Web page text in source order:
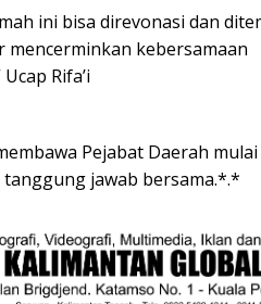
ini bisa direvonasi dan
kebersamaan
Rifa’i
Pejabat Daerah mulai
jawab bersama.*.*